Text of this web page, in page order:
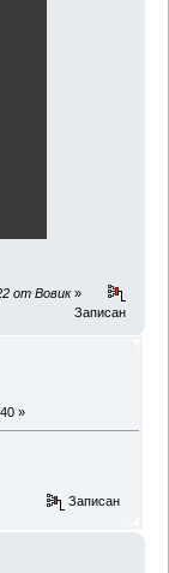
от Вовик»
Записан
»
Записан